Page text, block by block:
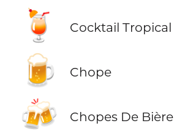
🍹 Cocktail Tropical
🍺 Chope
🍻 Chopes De Bière